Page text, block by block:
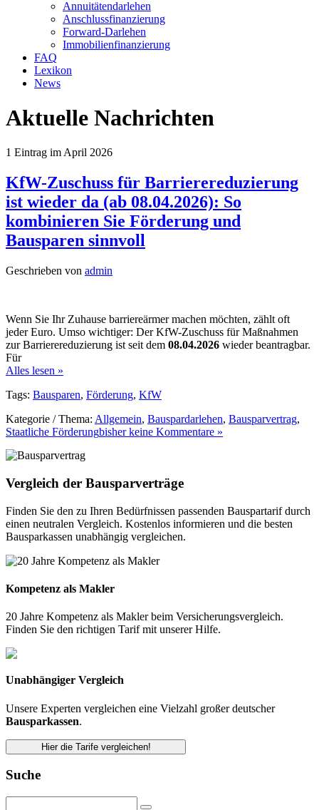
Annuitätendarlehen
Anschlussfinanzierung
Forward-Darlehen
Immobilienfinanzierung
FAQ
Lexikon
News
Aktuelle Nachrichten
1 Eintrag imApril 2026
KfW-Zuschuss für Barrierereduzierung
ist wieder da (ab 08.04.2026): So
kombinieren Sie Förderung und
Bausparen sinnvoll
Geschrieben von admin
Wenn Sie Ihr Zuhause barriereärmer machen möchten, zählt oft
jeder Euro. Umso wichtiger: Der KfW-Zuschuss für Maßnahmen
zur Barrierereduzierung ist seit dem 08.04.2026 wieder beantragbar.
Für
Alles lesen »
Tags: Bausparen, Förderung, KfW
Kategorie / Thema: Allgemein, Bauspardarlehen, Bausparvertrag,
Staatliche Förderungbisher keine Kommentare »
Vergleich der Bausparverträge
Finden Sie den zu Ihren Bedürfnissen passenden Bauspartarif durch
einen neutralen Vergleich. Kostenlos informieren und die besten
Bausparkassen unabhängig vergleichen.
Kompetenz als Makler
20 Jahre Kompetenz als Makler beim Versicherungsvergleich.
Finden Sie den richtigen Tarif mit unserer Hilfe.
Unabhängiger Vergleich
Unsere Experten vergleichen eine Vielzahl großer deutscher
Bausparkassen.
Hier die Tarife vergleichen!
Suche